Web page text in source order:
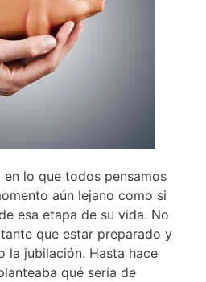
lo que todos pensamos
aún lejano como si
esa etapa de su vida. No
que estar preparado y
la jubilación. Hasta hace
qué sería de